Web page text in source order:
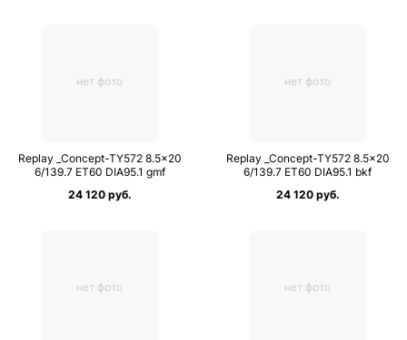
нет фото
Replay _Concept-TY572 8.5×20
6/139.7 ET60 DIA95.1 gmf
24 120 руб.
нет фото
Replay _Concept-TY572 8.5×20
6/139.7 ET60 DIA95.1 bkf
24 120 руб.
нет фото нет фото